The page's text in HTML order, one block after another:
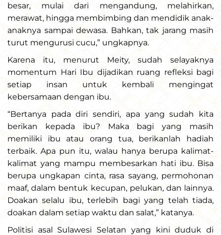
besar, mulai dari mengandung, melahirkan,
merawat, hingga membimbing dan mendidik anak-
anaknya sampai dewasa. Bahkan, tak jarang masih
turut mengurusi cucu,” ungkapnya.
Karena itu, menurut Meity, sudah selayaknya
momentum Hari Ibu dijadikan ruang refleksi bagi
setiap insan untuk kembali mengingat
kebersamaan dengan ibu.
“Bertanya pada diri sendiri, apa yang sudah kita
berikan kepada ibu? Maka bagi yang masih
memiliki ibu atau orang tua, berikanlah hadiah
terbaik. Apa pun itu, walau hanya berupa kalimat-
kalimat yang mampu membesarkan hati ibu. Bisa
berupa ungkapan cinta, rasa sayang, permohonan
maaf, dalam bentuk kecupan, pelukan, dan lainnya.
Doakan selalu ibu, terlebih bagi yang telah tiada,
doakan dalam setiap waktu dan salat,” katanya.
Politisi asal Sulawesi Selatan yang kini duduk di